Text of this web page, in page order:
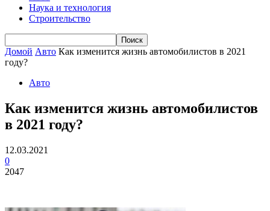
Наука и технология
Строительство
Домой Авто Как изменится жизнь автомобилистов в 2021
году?
Авто
Как изменится жизнь автомобилистов
в 2021 году?
12.03.2021
0
2047